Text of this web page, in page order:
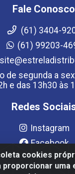
cookies
uma
Fale Conosco
(61) 3404-
(61) 99203-
de segunda a
e das 13h30 às
Redes
Instagram
Facebook
YouTube